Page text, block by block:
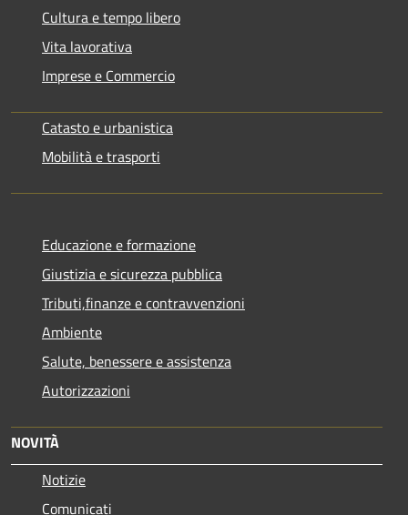
Cultura e tempo libero
Vita lavorativa
Imprese e Commercio
Catasto e urbanistica
Mobilità e trasporti
Educazione e formazione
Giustizia e sicurezza pubblica
Tributi,finanze e contravvenzioni
Ambiente
Salute, benessere e assistenza
Autorizzazioni
NOVITÀ
Notizie
Comunicati